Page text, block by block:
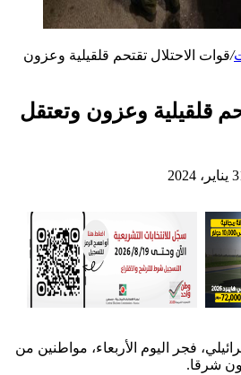
/قوات الاحتلال تقتحم قلقيلية وعزون
قلقيلية وعزون وتعتقل
فجر اليوم الأربعاء، مواطنين من
شرقا.